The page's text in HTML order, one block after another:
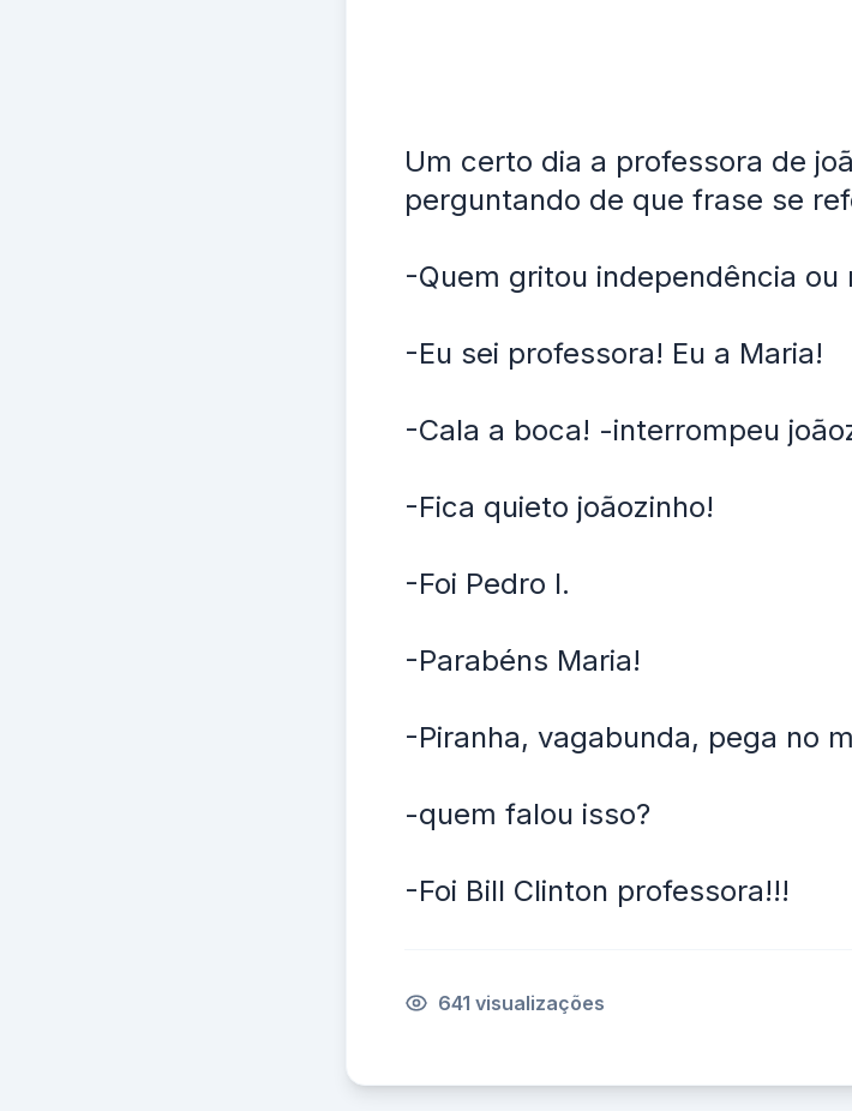
Um certo dia a professora de
perguntando de que frase se
-Quem gritou independência ou
-Eu sei professora! Eu a Maria!
-Cala a boca! -interrompeu
-Fica quieto joãozinho!
-Foi Pedro I.
-Parabéns Maria!
-Piranha, vagabunda, pega no
-quem falou isso?
-Foi Bill Clinton professora!!!
641 visualizações